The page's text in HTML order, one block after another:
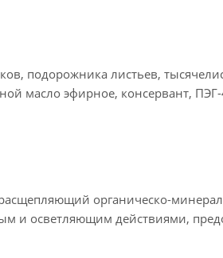
подорожника листьев,
масло эфирное, консервант,
органическо-
и осветляющим действиями,